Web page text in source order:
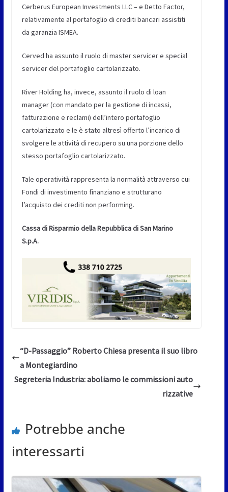
Cerberus European Investments LLC – e Detto Factor,
relativamente al portafoglio di crediti bancari assistiti
da garanzia ISMEA.
Cerved ha assunto il ruolo di master servicer e special
servicer del portafoglio cartolarizzato.
River Holding ha, invece, assunto il ruolo di loan
manager (con mandato per la gestione di incassi,
fatturazione e reclami) dell’intero portafoglio
cartolarizzato e le è stato altresì offerto l’incarico di
svolgere le attività di recupero su una porzione dello
stesso portafoglio cartolarizzato.
Tale operatività rappresenta la normalità attraverso cui
Fondi di investimento finanziano e strutturano
l’acquisto dei crediti non performing.
Cassa di Risparmio della Repubblica di San Marino
S.p.A.
“D-Passaggio” Roberto Chiesa presenta il suo libro
a Montegiardino
Segreteria Industria: aboliamo le commissioni auto
rizzative
Potrebbe anche
interessarti